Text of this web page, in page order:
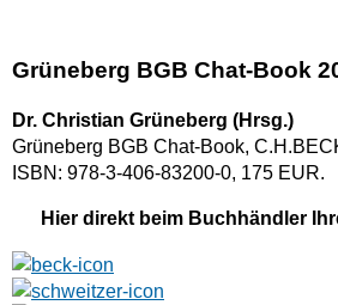
Grüneberg BGB Chat-Book
Dr. Christian Grüneberg (Hrsg.)
Grüneberg BGB Chat-Book,
ISBN: 978-3-406-83200-0, 175 EUR.
Hier direkt beim Buchhändler